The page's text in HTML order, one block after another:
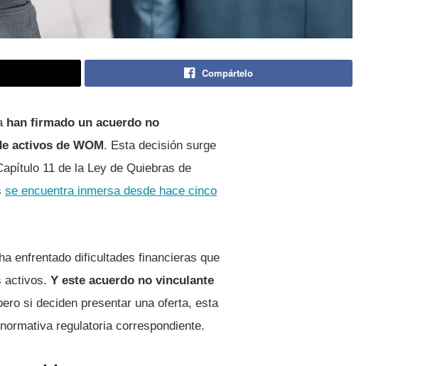
Compártelo
han firmado un acuerdo no
activos de WOM . Esta decisión surge
11 de la Ley de Quiebras de
se encuentra inmersa desde hace cinco
enfrentado dificultades financieras que
activos. Y este acuerdo no vinculante
si deciden presentar una oferta, esta
regulatoria correspondiente.